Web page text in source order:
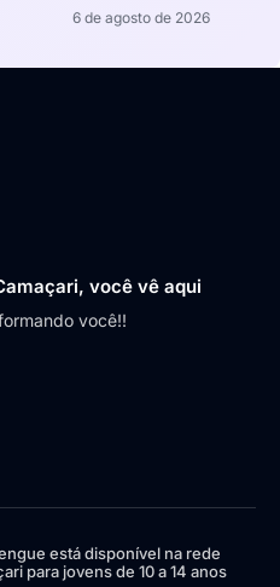
6 de agosto de 2026
você vê aqui
você!!
está disponível na rede
para jovens de 10 a 14 anos